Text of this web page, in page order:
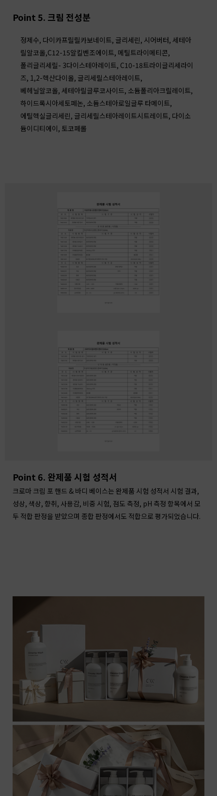
Point 5. 크림 전성분
정제수, 다이카프릴릴카보네이트, 글리세린, 시어버터, 세테아
릴알코올,C12-15알킬벤조에이트, 메틸트라이메티콘,
폴리글리세릴- 3다이스테아레이트, C10-18트라이글리세라이
즈, 1,2-헥산다이올, 글리세릴스테아레이트,
베헤닐알코올, 세테아릴글루코사이드, 소듐폴리아크릴레이트,
하이드록시아세토페논, 소듐스테아로일글루 타메이트,
에틸헥실글리세린, 글리세릴스테아레이트시트레이트, 다이소
듐이디티에이, 토코페롤
Point 6. 완제품 시험 성적서
크로마 크림 포 핸드 & 바디 베이스는 완제품 시험 성적서 시험 결과,
성상, 색상, 향취, 사용감, 비중 시험, 점도 측정, pH 측정 항목에서 모
두 적합 판정을 받았으며 종합 판정에서도 적합으로 평가되었습니다.